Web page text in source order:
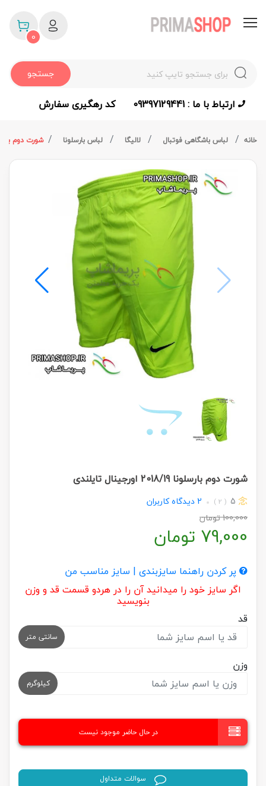
جستجو
0
ارتباط با ما : 09397129441 کد رهگیری سفارش
خانه لباس باشگاهی فوتبال لالیگا لباس بارسلونا شورت دوم بارسلونا 2018/19
شورت دوم بارسلونا 2018/19 اورجینال تایلندی
5
( 2 )
2 دیدگاه کاربران
100,000تومان
79,000 تومان
پر کردن راهنما سایزبندی | سایز مناسب من
اگر سایز خود را میدانید آن را در هردو قسمت قد و وزن
بنویسید
قد
سانتی متر
وزن
کیلوگرم
در حال حاضر موجود نیست
سوالات متداول